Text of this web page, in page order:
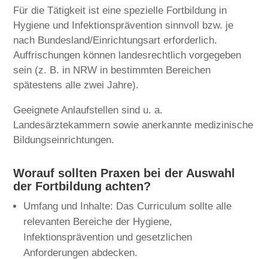
Für die Tätigkeit ist eine spezielle Fortbildung in
Hygiene und Infektionsprävention sinnvoll bzw. je
nach Bundesland/Einrichtungsart erforderlich.
Auffrischungen können landesrechtlich vorgegeben
sein (z. B. in NRW in bestimmten Bereichen
spätestens alle zwei Jahre).
Geeignete Anlaufstellen sind u. a.
Landesärztekammern sowie anerkannte medizinische
Bildungseinrichtungen.
Worauf sollten Praxen bei der Auswahl
der Fortbildung achten?
Umfang und Inhalte: Das Curriculum sollte alle
relevanten Bereiche der Hygiene,
Infektionsprävention und gesetzlichen
Anforderungen abdecken.